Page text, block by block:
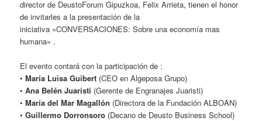
director de DeustoForum Gipuzkoa, Felix Arrieta, tienen el honor
de invitarles a la presentación de la
iniciativa «CONVERSACIONES: Sobre una economía mas
humana» .
El evento contará con la participación de :
•María Luisa Guibert (CEO en Algeposa Grupo)
•Ana Belén Juaristi (Gerente de Engranajes Juaristi)
•María del Mar Magallón (Directora de la Fundación ALBOAN)
•Guillermo Dorronsoro (Decano de Deusto Business School)